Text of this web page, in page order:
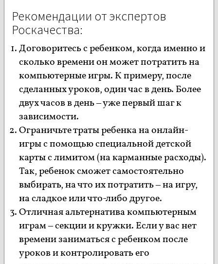
Рекомендации от экспертов
Роскачества:
Договоритесь с ребенком, когда именно и
сколько времени он может потратить на
компьютерные игры. К примеру, после
сделанных уроков, один час в день. Более
двух часов в день – уже первый шаг к
зависимости.
Ограничьте траты ребенка на онлайн-
игры с помощью специальной детской
карты с лимитом (на карманные расходы).
Так, ребенок сможет самостоятельно
выбирать, на что их потратить – на игру,
на сладкое или что-либо другое.
Отличная альтернатива компьютерным
играм – секции и кружки. Если у вас нет
времени заниматься с ребенком после
уроков и контролировать его